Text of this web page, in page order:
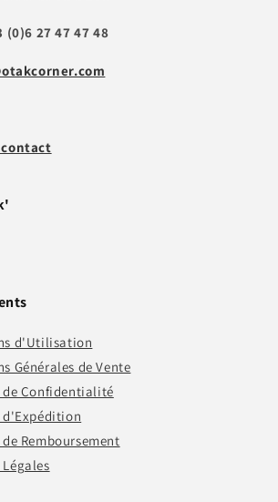
(0)6 27 47 47 48
d'Utilisation
Générales de Vente
Confidentialité
Remboursement